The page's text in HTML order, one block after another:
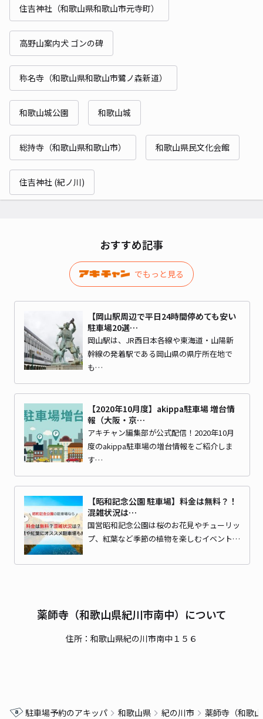
住吉神社（和歌山県和歌山市元寺町）
高野山案内犬 ゴンの碑
称名寺（和歌山県和歌山市鷺ノ森新道）
和歌山城公園 和歌山城
総持寺（和歌山県和歌山市） 和歌山県民文化会館
住吉神社 (紀ノ川)
おすすめ記事
でもっと見る
【岡山駅周辺で平日24時間停めても安い
駐車場20選…
岡山駅は、JR西日本各線や東海道・山陽新
幹線の発着駅である岡山県の県庁所在地で
も…
【2020年10月度】akippa駐車場 増台情
報（大阪・京…
アキチャン編集部が公式配信！2020年10月
度のakippa駐車場の増台情報をご紹介しま
す…
【昭和記念公園 駐車場】料金は無料？！
混雑状況は…
国営昭和記念公園は桜のお花見やチューリッ
プ、紅葉など季節の植物を楽しむイベント…
薬師寺（和歌山県紀川市南中）について
住所：和歌山県紀の川市南中１５６
駐車場予約のアキッパ 和歌山県 紀の川市 薬師寺（和歌